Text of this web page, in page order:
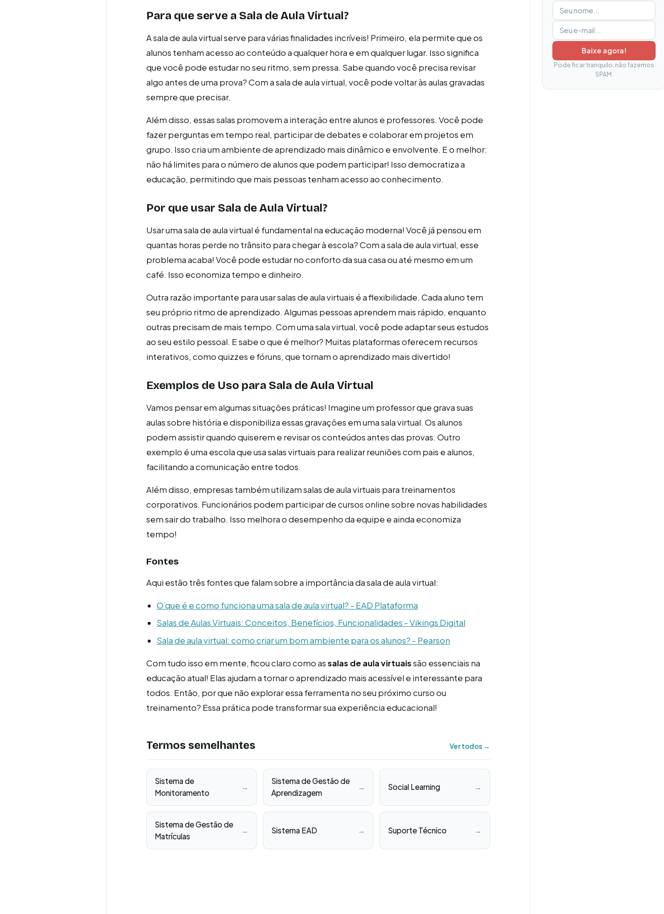
Para que serve a Sala de Aula Virtual?
A sala de aula virtual serve para várias finalidades incríveis! Primeiro, ela permite que os
alunos tenham acesso ao conteúdo a qualquer hora e em qualquer lugar. Isso significa
que você pode estudar no seu ritmo, sem pressa. Sabe quando você precisa revisar
algo antes de uma prova? Com a sala de aula virtual, você pode voltar às aulas gravadas
sempre que precisar.
Além disso, essas salas promovem a interação entre alunos e professores. Você pode
fazer perguntas em tempo real, participar de debates e colaborar em projetos em
grupo. Isso cria um ambiente de aprendizado mais dinâmico e envolvente. E o melhor:
não há limites para o número de alunos que podem participar! Isso democratiza a
educação, permitindo que mais pessoas tenham acesso ao conhecimento.
Por que usar Sala de Aula Virtual?
Usar uma sala de aula virtual é fundamental na educação moderna! Você já pensou em
quantas horas perde no trânsito para chegar à escola? Com a sala de aula virtual, esse
problema acaba! Você pode estudar no conforto da sua casa ou até mesmo em um
café. Isso economiza tempo e dinheiro.
Outra razão importante para usar salas de aula virtuais é a flexibilidade. Cada aluno tem
seu próprio ritmo de aprendizado. Algumas pessoas aprendem mais rápido, enquanto
outras precisam de mais tempo. Com uma sala virtual, você pode adaptar seus estudos
ao seu estilo pessoal. E sabe o que é melhor? Muitas plataformas oferecem recursos
interativos, como quizzes e fóruns, que tornam o aprendizado mais divertido!
Exemplos de Uso para Sala de Aula Virtual
Vamos pensar em algumas situações práticas! Imagine um professor que grava suas
aulas sobre história e disponibiliza essas gravações em uma sala virtual. Os alunos
podem assistir quando quiserem e revisar os conteúdos antes das provas. Outro
exemplo é uma escola que usa salas virtuais para realizar reuniões com pais e alunos,
facilitando a comunicação entre todos.
Além disso, empresas também utilizam salas de aula virtuais para treinamentos
corporativos. Funcionários podem participar de cursos online sobre novas habilidades
sem sair do trabalho. Isso melhora o desempenho da equipe e ainda economiza
tempo!
Fontes
Aqui estão três fontes que falam sobre a importância da sala de aula virtual:
O que é e como funciona uma sala de aula virtual? - EAD Plataforma
Salas de Aulas Virtuais: Conceitos, Benefícios, Funcionalidades - Vikings Digital
Sala de aula virtual: como criar um bom ambiente para os alunos? - Pearson
Com tudo isso em mente, ficou claro como assalas de aula virtuaissão essenciais na
educação atual! Elas ajudam a tornar o aprendizado mais acessível e interessante para
todos. Então, por que não explorar essa ferramenta no seu próximo curso ou
treinamento? Essa prática pode transformar sua experiência educacional!
Termos semelhantes Ver todos →
Sistema de
Monitoramento
→
Sistema de Gestão de
Aprendizagem
→ Social Learning →
Sistema de Gestão de
Matrículas
→ Sistema EAD → Suporte Técnico →
Digite seu nome
Digite seu e-mail
Baixe agora!
Pode ficar tranquilo, não fazemos
SPAM.